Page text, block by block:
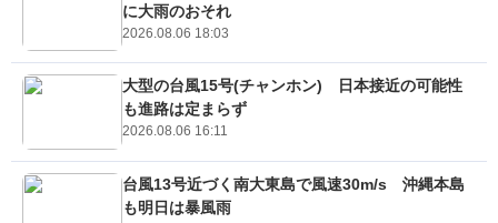
に大雨のおそれ
2026.08.06 18:03
大型の台風15号(チャンホン) 日本接近の可能性
も進路は定まらず
2026.08.06 16:11
台風13号近づく南大東島で風速30m/s 沖縄本島
も明日は暴風雨